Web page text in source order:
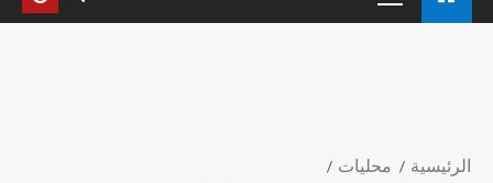
الرئيسية
محليات